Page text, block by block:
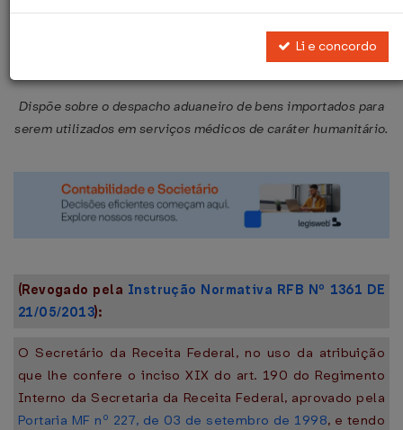
Dispõe sobre o despacho aduaneiro de bens importados para
serem utilizados em serviços médicos de caráter humanitário.
(Revogado pela Instrução Normativa RFB Nº 1361 DE
21/05/2013):
O Secretário da Receita Federal, no uso da atribuição
que lhe confere o inciso XIX do art. 190 do Regimento
Interno da Secretaria da Receita Federal, aprovado pela
Portaria MF nº 227, de 03 de setembro de 1998, e tendo
Li e concordo